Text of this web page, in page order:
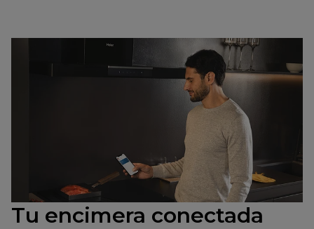
Tu encimera conectada